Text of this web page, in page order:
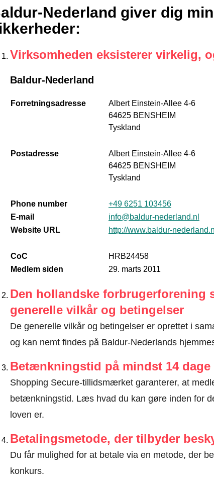
Nederland giver dig
:
Virksomheden eksisterer virkelig,
Baldur-Nederland
Forretningsadresse
Albert Einstein-Allee 4-6
64625 BENSHEIM
Tyskland
Postadresse
Albert Einstein-Allee 4-6
64625 BENSHEIM
Tyskland
Phone number
+49 6251 103456
E-mail
info@baldur-nederland.nl
Website URL
http://www.baldur-nederland.nl
CoC
HRB24458
Medlem siden
29. marts 2011
Den hollandske forbrugerforening
generelle vilkår og betingelser
De generelle vilkår og betingelser er oprettet i
og kan nemt findes på Baldur-Nederlands
Betænkningstid på mindst 14 dage
Shopping Secure-tillidsmærket garanterer, at
betænkningstid. Læs hvad du kan gøre inden for
loven er.
Betalingsmetode, der tilbyder
Du får mulighed for at betale via en metode, der
konkurs.